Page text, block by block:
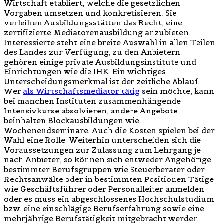
Wirtschaft etabliert, welche die gesetzlichen
Vorgaben umsetzen und konkretisieren. Sie
verleihen Ausbildungsstätten das Recht, eine
zertifizierte Mediatorenausbildung anzubieten.
Interessierte steht eine breite Auswahl in allen Teilen
des Landes zur Verfügung, zu den Anbietern
gehören einige private Ausbildungsinstitute und
Einrichtungen wie die IHK. Ein wichtiges
Unterscheidungsmerkmal ist der zeitliche Ablauf.
Wer als Wirtschaftsmediator tätig sein möchte, kann
bei manchen Instituten zusammenhängende
Intensivkurse absolvieren, andere Angebote
beinhalten Blockausbildungen wie
Wochenendseminare. Auch die Kosten spielen bei der
Wahl eine Rolle. Weiterhin unterscheiden sich die
Voraussetzungen zur Zulassung zum Lehrgang je
nach Anbieter, so können sich entweder Angehörige
bestimmter Berufsgruppen wie Steuerberater oder
Rechtsanwälte oder in bestimmten Positionen Tätige
wie Geschäftsführer oder Personalleiter anmelden
oder es muss ein abgeschlossenes Hochschulstudium
bzw. eine einschlägige Berufserfahrung sowie eine
mehrjährige Berufstätigkeit mitgebracht werden.